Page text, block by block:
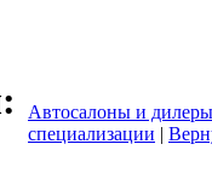
Автосалоны и дилеры
специализации |